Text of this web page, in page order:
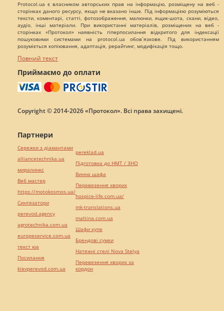
Protocol.ua є власником авторських прав на інформацію, розміщену на веб -
сторінках даного ресурсу, якщо не вказано інше. Під інформацією розуміються
тексти, коментарі, статті, фотозображення, малюнки, ящик-шота, скани, відео,
аудіо, інші матеріали. При використанні матеріалів, розміщених на веб -
сторінках «Протокол» наявність гіперпосилання відкритого для індексації
пошуковими системами на protocol.ua обов`язкове. Під використанням
розуміється копіювання, адаптація, рерайтинг, модифікація тощо.
Повний текст
Приймаємо до оплати
Copyright © 2014-2026 «Протокол». Всі права захищені.
Партнери
Сережки з діамантами
alliancetechnika.ua
миралинкс
Веб мастер
https://motokosmos.ua/
Синтезатори
perevod.agency
agrotechnika.com.ua
europeservice.com.ua
текст юа
Посилання
kievperevod.com.ua
pereklad.ua
Підготовка до НМТ / ЗНО
Винна шафа
Перевезення хворих
hospice-life.com.ua/
mk-translations.ua
maltina.com.ua
Шафи купе
Брендові сумки
Натяжні стелі Nova Stelya
Перевезення хворих за
кордон